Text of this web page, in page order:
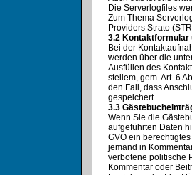
Die Serverlogfiles
Zum Thema
Providers Strato
3.2 Kontaktformular
Bei der
werden über die
Ausfüllen des
stellem, gem. Art. 6
den Fall, dass
gespeichert.
3.3
Wenn Sie die
aufgeführten Daten
GVO ein
jemand in
verbotene politische
Kommentar oder